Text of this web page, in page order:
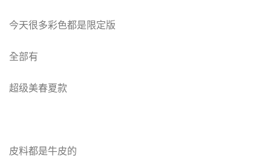
今天很多彩色都是限定版
全部有
超级美春夏款
皮料都是牛皮的